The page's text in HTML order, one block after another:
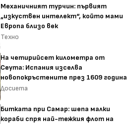
Механичният турчин: първият
„изкуствен интелект“, който мами
Европа близо век
Техно
На четирийсет километра от
Сеута: Испания изселва
новопокръстените през 1609 година
Досиета
Битката при Самар: шепа малки
кораби спря най-тежкия флот на